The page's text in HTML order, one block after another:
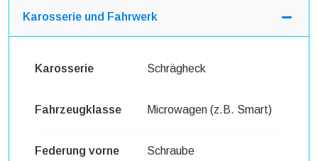
Karosserie und Fahrwerk
Karosserie Schrägheck
Fahrzeugklasse Microwagen (z.B. Smart)
Federung vorne Schraube